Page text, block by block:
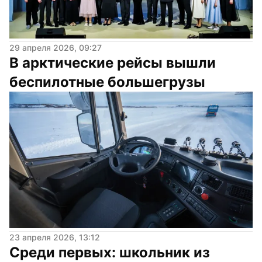
29 апреля 2026, 09:27
В арктические рейсы вышли
беспилотные большегрузы
23 апреля 2026, 13:12
Среди первых: школьник из